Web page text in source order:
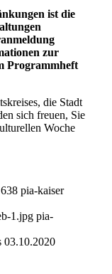
ist die
zur
Programmheft
die Stadt
sich freuen, Sie
Woche
638 pia-kaiser
1.jpg pia-
03.10.2020